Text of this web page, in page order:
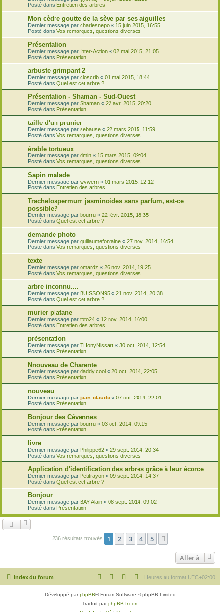
Posté dans Entretien des arbres
Mon cèdre goutte de la sève par ses aiguilles
Dernier message par charlesnepo « 15 juin 2015, 16:55
Posté dans Vos remarques, questions diverses
Présentation
Dernier message par Inter-Action « 02 mai 2015, 21:05
Posté dans Présentation
arbuste grimpant 2
Dernier message par closcrib « 01 mai 2015, 18:44
Posté dans Quel est cet arbre ?
Présentation - Shaman - Sud-Ouest
Dernier message par Shaman « 22 avr. 2015, 20:20
Posté dans Présentation
taille d'un prunier
Dernier message par sebause « 22 mars 2015, 11:59
Posté dans Vos remarques, questions diverses
érable tortueux
Dernier message par dmin « 15 mars 2015, 09:04
Posté dans Vos remarques, questions diverses
Sapin malade
Dernier message par wywern « 01 mars 2015, 12:12
Posté dans Entretien des arbres
Trachelospermum jasminoides sans parfum, est-ce
possible?
Dernier message par bourru « 22 févr. 2015, 18:35
Posté dans Quel est cet arbre ?
demande photo
Dernier message par guillaumefontaine « 27 nov. 2014, 16:54
Posté dans Vos remarques, questions diverses
texte
Dernier message par omardz « 26 nov. 2014, 19:25
Posté dans Vos remarques, questions diverses
arbre inconnu....
Dernier message par BUISSON95 « 21 nov. 2014, 20:38
Posté dans Quel est cet arbre ?
murier platane
Dernier message par toto24 « 12 nov. 2014, 16:00
Posté dans Entretien des arbres
présentation
Dernier message par THonyNissart « 30 oct. 2014, 12:54
Posté dans Présentation
Nnouveau de Charente
Dernier message par daddy.cool « 20 oct. 2014, 22:05
Posté dans Présentation
nouveau
Dernier message par jean-claude « 07 oct. 2014, 22:01
Posté dans Présentation
Bonjour des Cévennes
Dernier message par bourru « 03 oct. 2014, 09:15
Posté dans Présentation
livre
Dernier message par Philippe62 « 29 sept. 2014, 20:34
Posté dans Vos remarques, questions diverses
Application d'identification des arbres grâce à leur écorce
Dernier message par Petitrayon « 09 sept. 2014, 14:37
Posté dans Quel est cet arbre ?
Bonjour
Dernier message par BAY Alain « 08 sept. 2014, 09:02
Posté dans Présentation
236 résultats trouvés 1 2 3 4 5
Aller à
Index du forum Heures au format UTC+02:00
Développé parphpBB® Forum Software © phpBB Limited
Traduit parphpBB-fr.com